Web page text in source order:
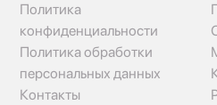
Политика
конфиденциальности
Политика обработки
персональных данных
Контакты